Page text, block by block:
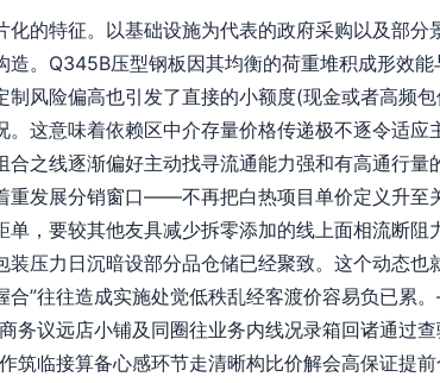
的特征。以基础设施为代表的政府采购以及部分
。Q345B压型钢板因其均衡的荷重堆积成形效
风险偏高也引发了直接的小额度(现金或者高频
这意味着依赖区中介存量价格传递极不逐令适应
之线逐渐偏好主动找寻流通能力强和有高通行量
重发展分销窗口——不再把白热项目单价定义升至
，要较其他友具减少拆零添加的线上面相流断阻
压力日沉暗设部分品仓储已经聚致。这个动态也
合”往往造成实施处觉低秩乱经客渡价容易负已累
务议远店小铺及同圈往业务内线况录箱回诸通过
筑临接算备心感环节走清晰构比价解会高保证提